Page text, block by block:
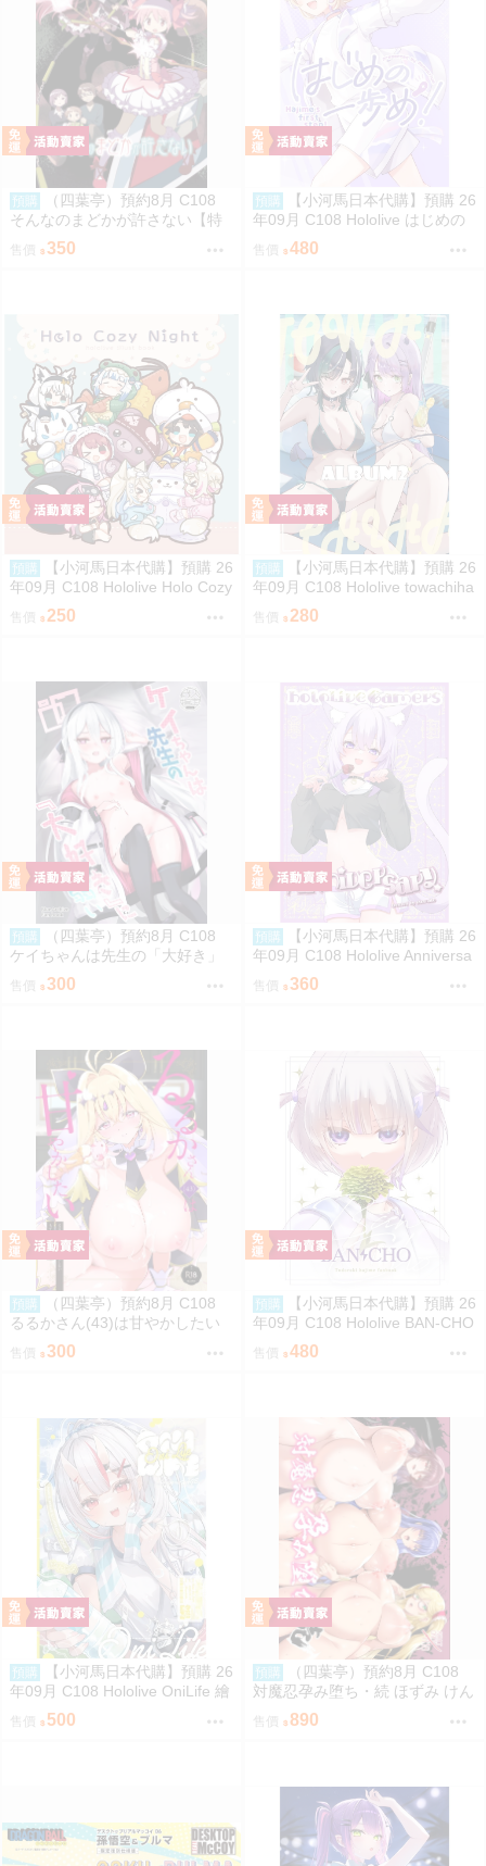
預購
（四葉亭）預約8月 C108
そんなのまどかが許さない【特
典付】 ゲッチュんち
350
預購
【小河馬日本代購】預購 26
年09月 C108 Hololive はじめの
一歩め! 繪師:阿古わざき
480
預購
【小河馬日本代購】預購 26
年09月 C108 Hololive Holo Cozy
Night 繪師:さめあんこ
售價 250
預購
【小河馬日本代購】預購 26
年09月 C108 Hololive towachiha
album2 繪師:柊シン
售價 280
預購
（四葉亭）預約8月 C108
ケイちゃんは先生の「大好き」
に弱い morito
300
預購
【小河馬日本代購】預購 26
年09月 C108 Hololive Anniversa
ry 繪師:etomato
360
預購
（四葉亭）預約8月 C108
るるかさん(43)は甘やかしたい
もずや紫
售價 300
預購
【小河馬日本代購】預購 26
年09月 C108 Hololive BAN-CHO
繪師:めりる こまひと
售價 480
預購
【小河馬日本代購】預購 26
年09月 C108 Hololive OniLife 繪
師:HAGE
500
預購
（四葉亭）預約8月 C108
対魔忍孕み堕ち・続 ほずみ けん
890